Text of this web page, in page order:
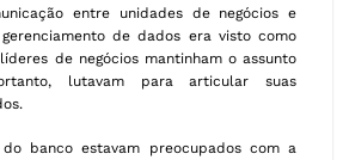
entre unidades de negócios e
de dados era visto como
de negócios mantinham o assunto
lutavam para articular suas
banco estavam preocupados com a